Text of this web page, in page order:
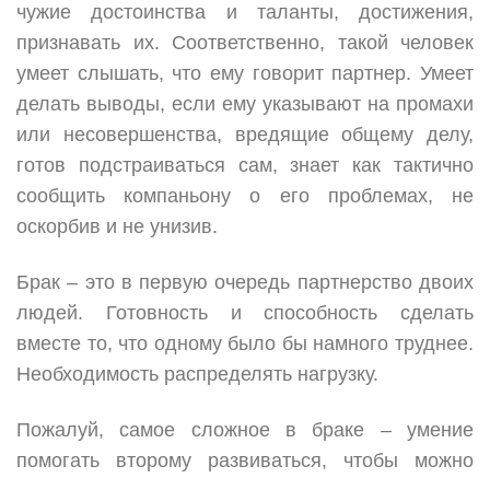
чужие достоинства и таланты, достижения,
признавать их. Соответственно, такой человек
умеет слышать, что ему говорит партнер. Умеет
делать выводы, если ему указывают на промахи
или несовершенства, вредящие общему делу,
готов подстраиваться сам, знает как тактично
сообщить компаньону о его проблемах, не
оскорбив и не унизив.
Брак – это в первую очередь партнерство двоих
людей. Готовность и способность сделать
вместе то, что одному было бы намного труднее.
Необходимость распределять нагрузку.
Пожалуй, самое сложное в браке – умение
помогать второму развиваться, чтобы можно